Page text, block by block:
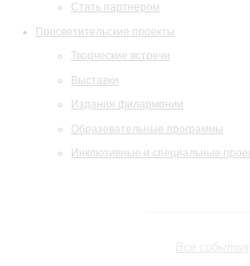
Стать партнером
Просветительские проекты
Творческие встречи
Выставки
Издания филармонии
Образовательные программы
Инклюзивные и специальные
Все события